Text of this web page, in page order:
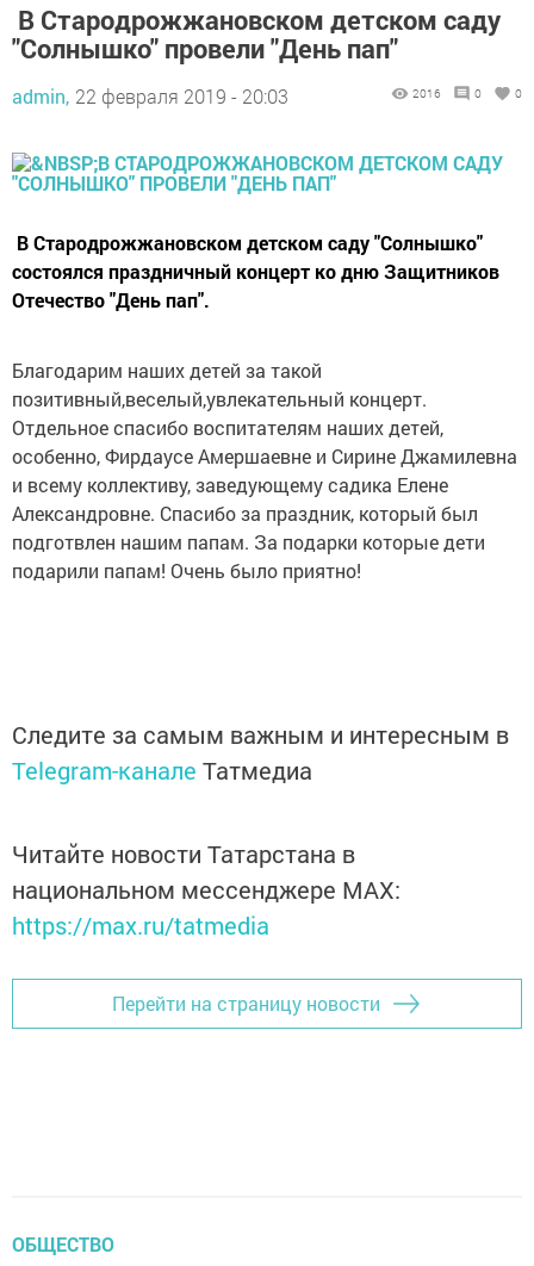
В Стародрожжановском детском саду
"Солнышко" провели "День пап"
admin, 22 февраля 2019 - 20:03 2016 0 0
В Стародрожжановском детском саду "Солнышко"
состоялся праздничный концерт ко дню Защитников
Отечество "День пап".
Благодарим наших детей за такой
позитивный,веселый,увлекательный концерт.
Отдельное спасибо воспитателям наших детей,
особенно, Фирдаусе Амершаевне и Сирине Джамилевна
и всему коллективу, заведующему садика Елене
Александровне. Спасибо за праздник, который был
подготвлен нашим папам. За подарки которые дети
подарили папам! Очень было приятно!
Следите за самым важным и интересным в
Telegram-канале Татмедиа
Читайте новости Татарстана в
национальном мессенджере MАХ:
https://max.ru/tatmedia
Перейти на страницу новости
ОБЩЕСТВО